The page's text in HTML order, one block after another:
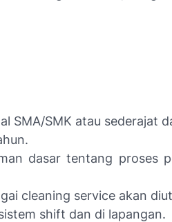
SMA/SMK atau sederajat
dasar tentang proses
cleaning service akan
shift dan di lapangan.